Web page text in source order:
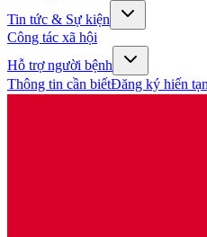
Tin tức & Sự kiện
Công tác xã hội
Hỗ trợ người bệnh
Thông tin cần biếtĐăng ký hiến